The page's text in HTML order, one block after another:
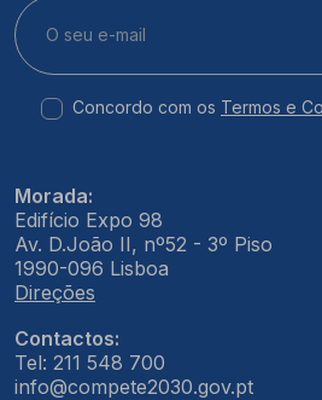
Concordo com os Termos e
Morada:
Edifício Expo 98
Av. D.João II, nº52 - 3º Piso
1990-096 Lisboa
Direções
Contactos:
Tel: 211 548 700
info@compete2030.gov.pt